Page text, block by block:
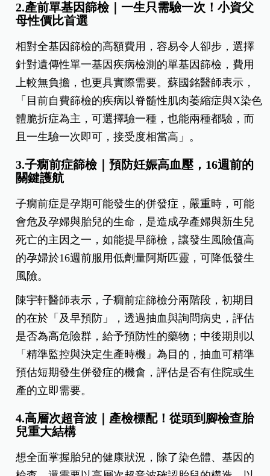
2.產前單基因篩檢｜一生只需驗一次！小資父
母性價比首選
相對全基因篩檢的高額費用，容易令人卻步，選擇
針對遺傳性單一基因疾病檢測的單基因篩檢，費用
上較無負擔，也更具實際需要。蘇國銘醫師表示，
「目前自費篩檢的疾病以脊髓性肌肉萎縮症與X染色
體脆折症為主，可選擇驗一種，也能兩種都驗，而
且一生驗一次即可，接受度相當高」。
3.子癇前症篩檢｜預防妊娠高血壓，16週前的
關鍵護航
子癇前症是孕期可能發生的併發症，嚴重時，可能
會危及孕婦與胎兒的生命，是造成孕產婦與新生兒
死亡的主因之一，如能提早篩檢，讓發生風險值高
的孕婦於16週前服用低劑量阿斯匹靈，可降低發生
風險。
陳宇軒醫師表示，子癇前症篩檢分兩階段，初期目
的在於「及早預防」，透過抽血與詢問病史，評估
是否為高危險群，給予預防性的藥物；中後期則以
「精準監控與決定生產時機」為目的，抽血可精準
預估短期發生併發症的機會，評估是否有住院或生
產的立即需要。
4.高層次超音波｜產檢標配！從頭到腳檢查胎
兒重大結構
想全面掌握胎兒的健康狀況，除了染色體、基因的